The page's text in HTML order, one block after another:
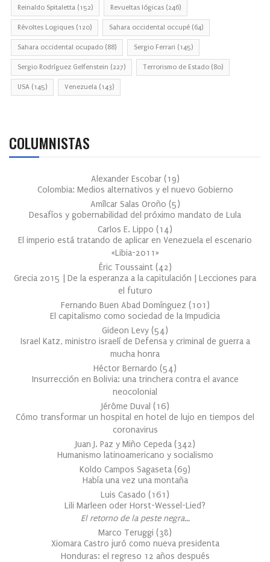
Reinaldo Spitaletta (152) Revueltas lógicas (246)
Révoltes Logiques (120) Sahara occidental occupé (64)
Sahara occidental ocupado (88) Sergio Ferrari (145)
Sergio Rodríguez Gelfenstein (227) Terrorismo de Estado (80)
USA (145) Venezuela (143)
COLUMNISTAS
Alexander Escobar (19)
Colombia: Medios alternativos y el nuevo Gobierno
Amílcar Salas Oroño (5)
Desafíos y gobernabilidad del próximo mandato de Lula
Carlos E. Lippo (14)
El imperio está tratando de aplicar en Venezuela el escenario
«Libia-2011»
Éric Toussaint (42)
Grecia 2015 | De la esperanza a la capitulación | Lecciones para
el futuro
Fernando Buen Abad Domínguez (101 )
El capitalismo como sociedad de la Impudicia
Gideon Levy (54)
Israel Katz, ministro israelí de Defensa y criminal de guerra a
mucha honra
Héctor Bernardo (54)
Insurrección en Bolivia: una trinchera contra el avance
neocolonial
Jérôme Duval (16)
Cómo transformar un hospital en hotel de lujo en tiempos del
coronavirus
Juan J. Paz y Miño Cepeda (342)
Humanismo latinoamericano y socialismo
Koldo Campos Sagaseta (69)
Había una vez una montaña
Luis Casado (161 )
Lili Marleen oder Horst-Wessel-Lied?
El retorno de la peste negra…
Marco Teruggi (38)
Xiomara Castro juró como nueva presidenta
Honduras: el regreso 12 años después